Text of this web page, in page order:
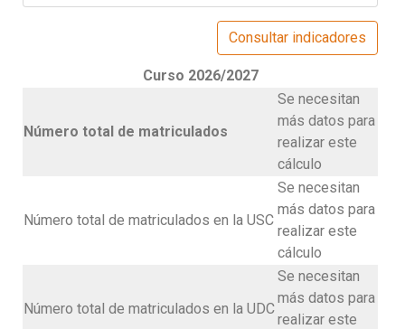
Curso 2026/2027
Número total de matriculados
Se necesitan
más datos para
realizar este
cálculo
Número total de matriculados en la USC
Se necesitan
más datos para
realizar este
cálculo
Número total de matriculados en la UDC
Se necesitan
más datos para
realizar este